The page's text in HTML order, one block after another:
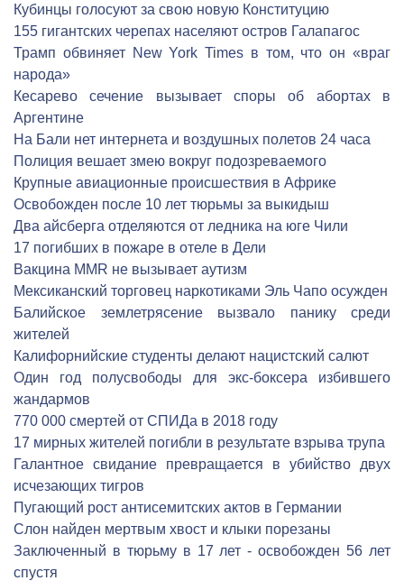
Кубинцы голосуют за свою новую Конституцию
155 гигантских черепах населяют остров Галапагос
Трамп обвиняет New York Times в том, что он «враг
народа»
Кесарево сечение вызывает споры об абортах в
Аргентине
На Бали нет интернета и воздушных полетов 24 часа
Полиция вешает змею вокруг подозреваемого
Крупные авиационные происшествия в Африке
Освобожден после 10 лет тюрьмы за выкидыш
Два айсберга отделяются от ледника на юге Чили
17 погибших в пожаре в отеле в Дели
Вакцина MMR не вызывает аутизм
Мексиканский торговец наркотиками Эль Чапо осужден
Балийское землетрясение вызвало панику среди
жителей
Калифорнийские студенты делают нацистский салют
Один год полусвободы для экс-боксера избившего
жандармов
770 000 смертей от СПИДа в 2018 году
17 мирных жителей погибли в результате взрыва трупа
Галантное свидание превращается в убийство двух
исчезающих тигров
Пугающий рост антисемитских актов в Германии
Слон найден мертвым хвост и клыки порезаны
Заключенный в тюрьму в 17 лет - освобожден 56 лет
спустя